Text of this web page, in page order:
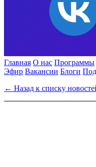
Главная О нас Программы
Эфир Вакансии Блоги
← Назад к списку